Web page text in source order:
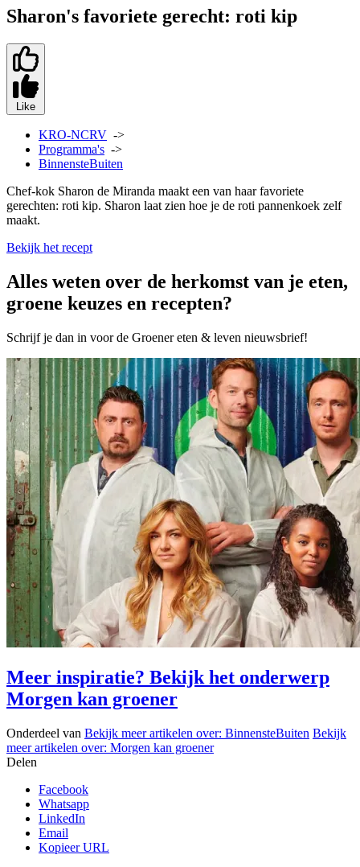
Sharon's favoriete gerecht: roti kip
Like
KRO-NCRV ->
Programma's ->
BinnensteBuiten
Chef-kok Sharon de Miranda maakt een van haar favoriete
gerechten: roti kip. Sharon laat zien hoe je de roti pannenkoek zelf
maakt.
Bekijk het recept
Alles weten over de herkomst van je eten,
groene keuzes en recepten?
Schrijf je dan in voor de Groener eten & leven nieuwsbrief!
Meer inspiratie? Bekijk het onderwerp
Morgen kan groener
Onderdeel van Bekijk meer artikelen over: BinnensteBuiten Bekijk
meer artikelen over: Morgen kan groener
Delen
Facebook
Whatsapp
LinkedIn
Email
Kopieer URL